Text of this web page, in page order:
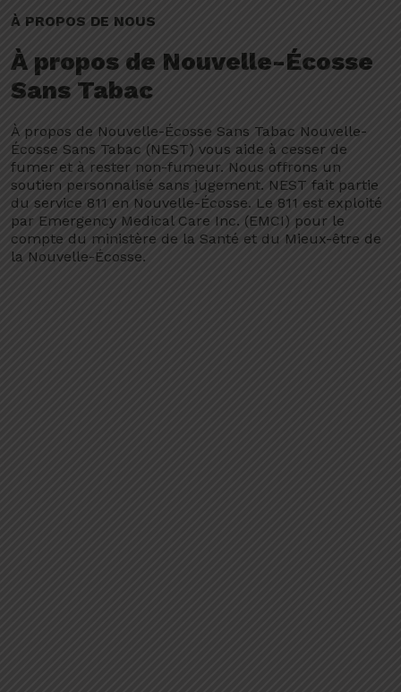
À PROPOS DE NOUS
À propos de Nouvelle-Écosse
Sans Tabac
À propos de Nouvelle-Écosse Sans Tabac Nouvelle-
Écosse Sans Tabac (NEST) vous aide à cesser de
fumer et à rester non-fumeur. Nous offrons un
soutien personnalisé sans jugement. NEST fait partie
du service 811 en Nouvelle-Écosse. Le 811 est exploité
par Emergency Medical Care Inc. (EMCI) pour le
compte du ministère de la Santé et du Mieux-être de
la Nouvelle-Écosse.